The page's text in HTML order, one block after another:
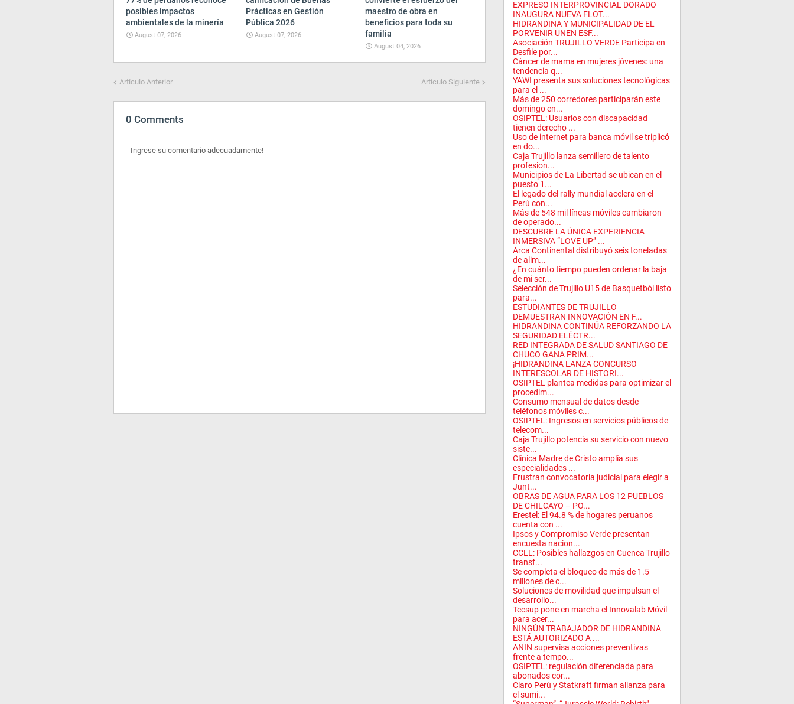
posibles impactos
ambientales de la minería
August 07, 2026
Prácticas en Gestión
Pública 2026
August 07, 2026
maestro de obra en
beneficios para toda su
familia
August 04, 2026
Artículo Anterior Artículo Siguiente
0 Comments
Ingrese su comentario adecuadamente!
EXPRESO INTERPROVINCIAL DORADO
INAUGURA NUEVA FLOT...
HIDRANDINA Y MUNICIPALIDAD DE EL
PORVENIR UNEN ESF...
Asociación TRUJILLO VERDE Participa en
Desfile por...
Cáncer de mama en mujeres jóvenes: una
tendencia q...
YAWI presenta sus soluciones tecnológicas
para el ...
Más de 250 corredores participarán este
domingo en...
OSIPTEL: Usuarios con discapacidad
tienen derecho ...
Uso de internet para banca móvil se triplicó
en do...
Caja Trujillo lanza semillero de talento
profesion...
Municipios de La Libertad se ubican en el
puesto 1...
El legado del rally mundial acelera en el
Perú con...
Más de 548 mil líneas móviles cambiaron
de operado...
DESCUBRE LA ÚNICA EXPERIENCIA
INMERSIVA “LOVE UP” ...
Arca Continental distribuyó seis toneladas
de alim...
¿En cuánto tiempo pueden ordenar la baja
de mi ser...
Selección de Trujillo U15 de Basquetból listo
para...
ESTUDIANTES DE TRUJILLO
DEMUESTRAN INNOVACIÓN EN F...
HIDRANDINA CONTINÚA REFORZANDO LA
SEGURIDAD ELÉCTR...
RED INTEGRADA DE SALUD SANTIAGO DE
CHUCO GANA PRIM...
¡HIDRANDINA LANZA CONCURSO
INTERESCOLAR DE HISTORI...
OSIPTEL plantea medidas para optimizar el
procedim...
Consumo mensual de datos desde
teléfonos móviles c...
OSIPTEL: Ingresos en servicios públicos de
telecom...
Caja Trujillo potencia su servicio con nuevo
siste...
Clínica Madre de Cristo amplía sus
especialidades ...
Frustran convocatoria judicial para elegir a
Junt...
OBRAS DE AGUA PARA LOS 12 PUEBLOS
DE CHILCAYO – PO...
Erestel: El 94.8 % de hogares peruanos
cuenta con ...
Ipsos y Compromiso Verde presentan
encuesta nacion...
CCLL: Posibles hallazgos en Cuenca Trujillo
transf...
Se completa el bloqueo de más de 1.5
millones de c...
Soluciones de movilidad que impulsan el
desarrollo...
Tecsup pone en marcha el Innovalab Móvil
para acer...
NINGÚN TRABAJADOR DE HIDRANDINA
ESTÁ AUTORIZADO A ...
ANIN supervisa acciones preventivas
frente a tempo...
OSIPTEL: regulación diferenciada para
abonados cor...
Claro Perú y Statkraft firman alianza para
el sumi...